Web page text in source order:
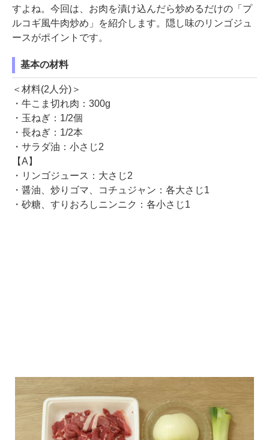
すよね。今回は、お肉を漬け込んだら炒めるだけの「プ
ルコギ風牛肉炒め」を紹介します。隠し味のリンゴジュ
ースがポイントです。
基本の材料
＜材料(2人分)＞
・牛こま切れ肉：300g
・玉ねぎ：1/2個
・長ねぎ：1/2本
・サラダ油：小さじ2
【A】
・リンゴジュース：大さじ2
・醤油、炒りゴマ、コチュジャン：各大さじ1
・砂糖、すりおろしニンニク：各小さじ1